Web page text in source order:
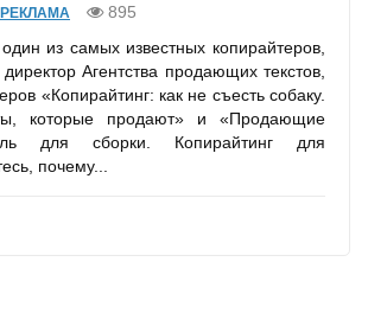
РЕКЛАМА
895
из самых известных копирайтеров,
Агентства продающих текстов,
«Копирайтинг: как не съесть собаку.
которые продают» и «Продающие
для сборки. Копирайтинг для
почему...